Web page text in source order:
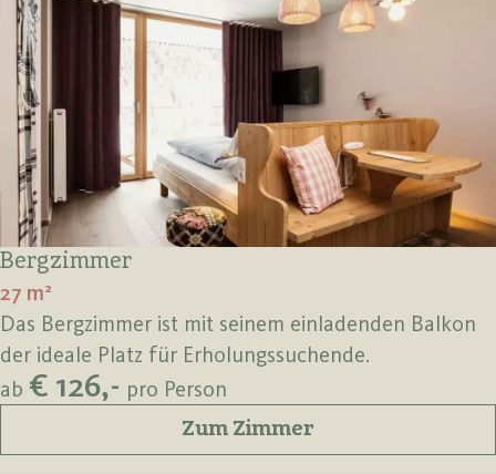
Bergzimmer
27 m²
Das Bergzimmer ist mit seinem einladenden Balkon
der ideale Platz für Erholungssuchende.
ab € 126,- pro Person
Zum Zimmer